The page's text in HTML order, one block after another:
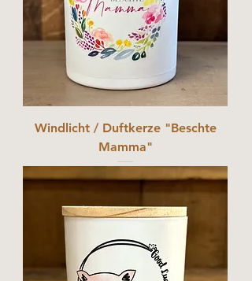
Windlicht / Duftkerze "Beschte
Mamma"